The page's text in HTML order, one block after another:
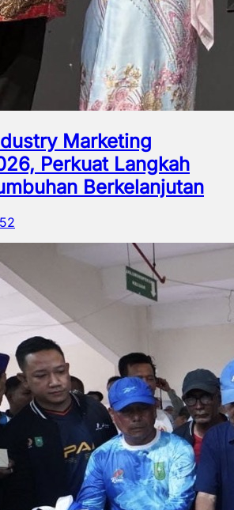
Marketing
Perkuat Langkah
Berkelanjutan